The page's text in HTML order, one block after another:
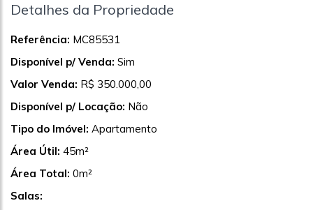
Detalhes da Propriedade
Referência: MC85531
Disponível p/ Venda: Sim
Valor Venda: R$ 350.000,00
Disponível p/ Locação: Não
Tipo do Imóvel: Apartamento
Área Útil: 45m²
Área Total: 0m²
Salas: